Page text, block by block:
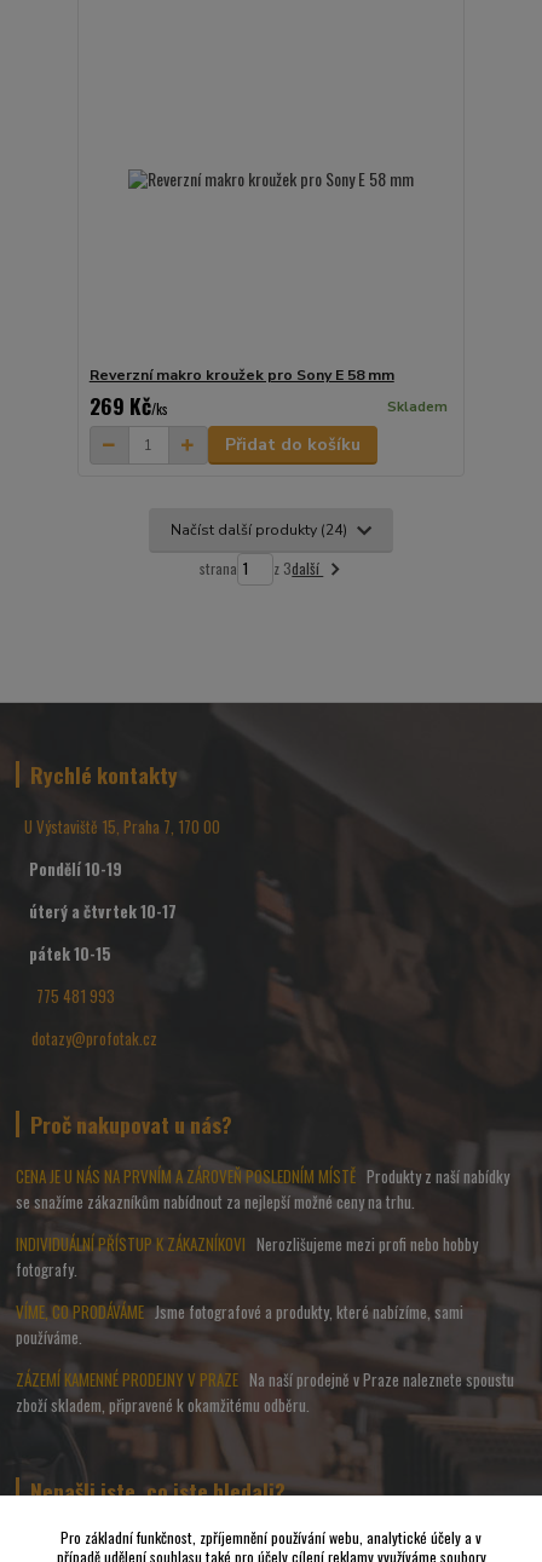
Reverzní makro kroužek pro Sony E 58 mm
269 Kč/ks Skladem
Přidat do košíku
Načíst další produkty (24)
strana z 3další
Rychlé kontakty
U Výstaviště 15, Praha 7, 170 00
Pondělí 10-19
úterý a čtvrtek 10-17
pátek 10-15
775 481 993
dotazy@profotak.cz
Proč nakupovat u nás?
CENA JE U NÁS NA PRVNÍM A ZÁROVEŇ POSLEDNÍM MÍSTĚ Produkty z naší nabídky
se snažíme zákazníkům nabídnout za nejlepší možné ceny na trhu.
INDIVIDUÁLNÍ PŘÍSTUP K ZÁKAZNÍKOVINerozlišujeme mezi profi nebo hobby
fotografy.
VÍME, CO PRODÁVÁMEJsme fotografové a produkty, které nabízíme, sami
používáme.
ZÁZEMÍ KAMENNÉ PRODEJNY V PRAZENa naší prodejně v Praze naleznete spoustu
zboží skladem, připravené k okamžitému odběru.
Nenašli jste, co jste hledali?
Pro základní funkčnost, zpříjemnění používání webu, analytické účely a v
případě udělení souhlasu také pro účely cílení reklamy využíváme soubory